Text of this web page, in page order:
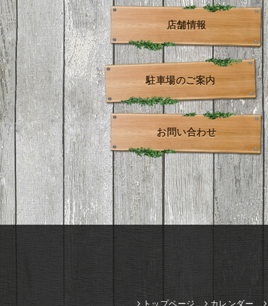
店舗情報
駐車場のご案内
お問い合わせ
トップページ カレンダー